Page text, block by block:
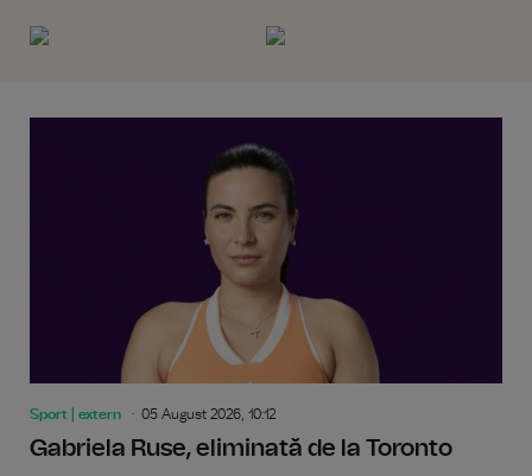
Sport | extern 05 August 2026, 10:12
Gabriela Ruse, eliminată de la Toronto